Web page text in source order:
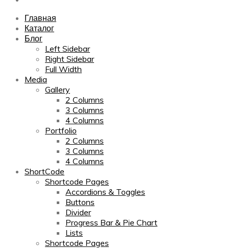
Главная
Каталог
Блог
Left Sidebar
Right Sidebar
Full Width
Media
Gallery
2 Columns
3 Columns
4 Columns
Portfolio
2 Columns
3 Columns
4 Columns
ShortCode
Shortcode Pages
Accordions & Toggles
Buttons
Divider
Progress Bar & Pie Chart
Lists
Shortcode Pages